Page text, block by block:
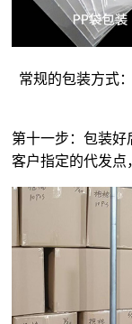
常规的包装方式
第十一步：包装好
客户指定的代发点